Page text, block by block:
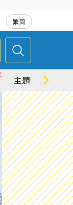
繁简
主題特集